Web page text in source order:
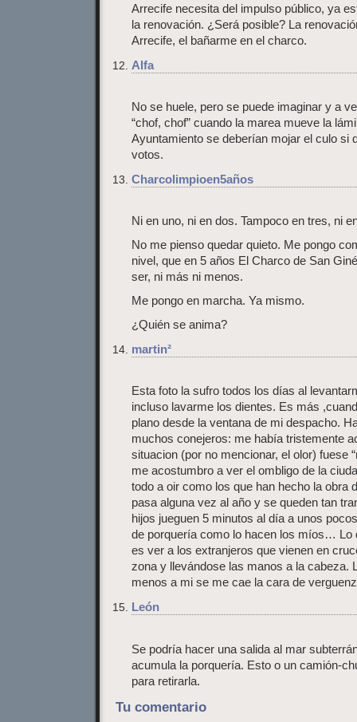
Arrecife necesita del impulso público, ya
la renovación. ¿Será posible? La
Arrecife, el bañarme en el charco.
Alfa
No se huele, pero se puede imaginar y a
“chof, chof” cuando la marea mueve la
Ayuntamiento se deberían mojar el culo si
votos.
Charcolimpioen5años
Ni en uno, ni en dos. Tampoco en tres, ni
No me pienso quedar quieto. Me pongo
nivel, que en 5 años El Charco de San
ser, ni más ni menos.
Me pongo en marcha. Ya mismo.
¿Quién se anima?
martin²
Esta foto la sufro todos los días al
incluso lavarme los dientes. Es más
plano desde la ventana de mi despacho.
muchos conejeros: me había tristemente
situacion (por no mencionar, el olor) fuese
me acostumbro a ver el ombligo de la
todo a oir como los que han hecho la obra
pasa alguna vez al año y se queden tan
hijos jueguen 5 minutos al día a unos
de porquería como lo hacen los míos… Lo
es ver a los extranjeros que vienen en
zona y llevándose las manos a la cabeza.
menos a mi se me cae la cara de
León
Se podría hacer una salida al mar
acumula la porquería. Esto o un camión-
para retirarla.
Tu comentario